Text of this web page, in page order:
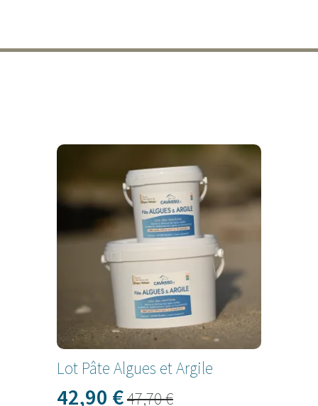
Lot Pâte Algues et Argile
47,70€
42,90 €